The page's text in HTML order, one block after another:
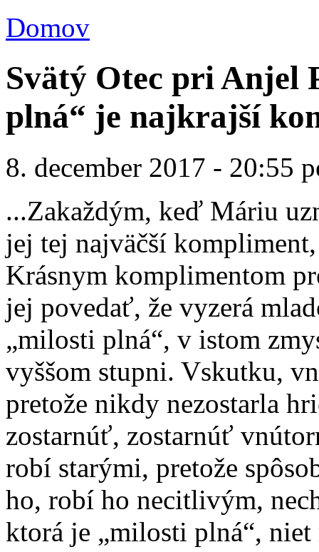
Domov
Svätý Otec pri Anjel
plná“ je najkrajší
8. december 2017 - 20:55
...Zakaždým, keď Máriu
jej tej najväčší
Krásnym komplimentom
jej povedať, že vyzerá
„milosti plná“, v istom
vyššom stupni. Vskutku,
pretože nikdy nezostarla
zostarnúť, zostarnúť
robí starými, pretože
ho, robí ho necitlivým,
ktorá je „milosti plná“,